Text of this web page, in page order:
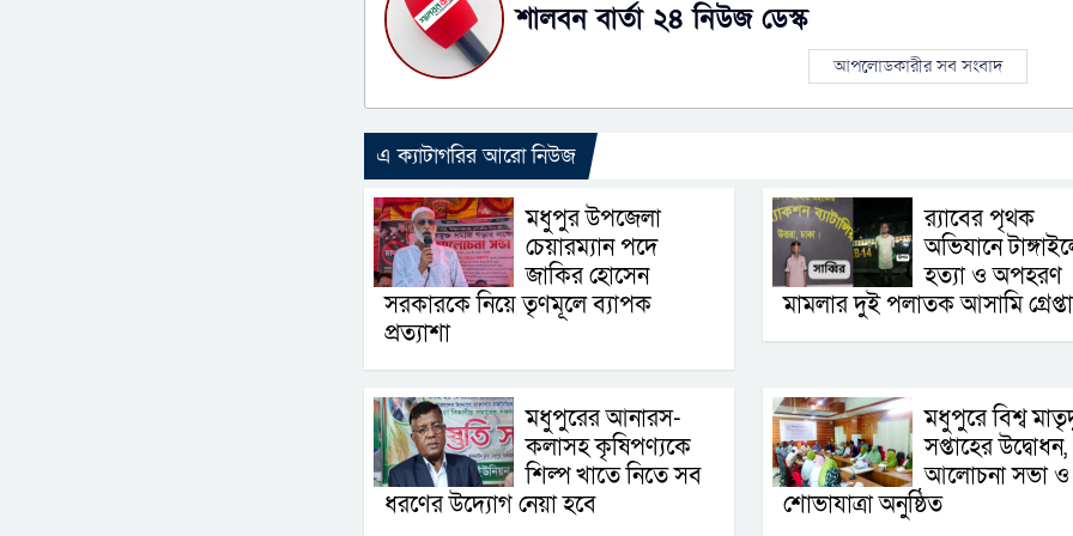
শালবন বার্তা ২৪ নিউজ ডেস্ক
আপলোডকারীর সব সংবাদ
এ ক্যাটাগরির আরো নিউজ
মধুপুর উপজেলা
চেয়ারম্যান পদে
জাকির হোসেন
সরকারকে নিয়ে তৃণমূলে ব্যাপক
প্রত্যাশা
র‌্যাবের পৃথক
অভিযানে
হত্যা ও অপহরণ
মামলার দুই পলাতক আসামি
মধুপুরের আনারস-
কলাসহ কৃষিপণ্যকে
শিল্প খাতে নিতে সব
ধরণের উদ্যোগ নেয়া হবে
মধুপুরে বিশ্ব
সপ্তাহের উদ্বোধন,
আলোচনা সভা ও
শোভাযাত্রা অনুষ্ঠিত